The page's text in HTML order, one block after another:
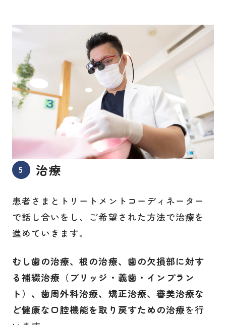
治療
患者さまとトリートメントコーディネーター
で話し合いをし、ご希望された方法で治療を
進めていきます。
むし歯の治療、根の治療、歯の欠損部に対す
る補綴治療（ブリッジ・義歯・インプラン
ト）、歯周外科治療、矯正治療、審美治療な
ど健康な口腔機能を取り戻すための治療を行